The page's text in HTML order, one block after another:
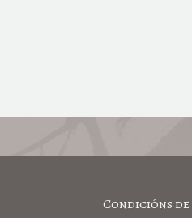
Condicións de